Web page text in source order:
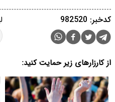
کدخبر: 982520
از کارزارهای زیر حمایت کنید: